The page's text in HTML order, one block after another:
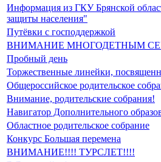
Информация из ГКУ Брянской
защиты населения"
Путёвки с господдержкой
ВНИМАНИЕ МНОГОДЕТНЫМ
Пробный день
Торжественные линейки,
Общероссийское родительское
Внимание, родительские собрания!
Навигатор Дополнительного
Областное родительское собрание
Конкурс Большая перемена
ВНИМАНИЕ!!!! ТУРСЛЕТ!!!!